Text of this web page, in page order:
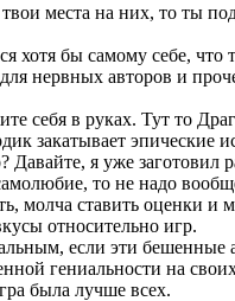
места на них, то ты
хотя бы самому себе,
нервных авторов и
себя в руках. Тут то
закатывает эпические
Давайте, я уже заготовил
то не надо
молча ставить оценки
относительно игр.
если эти бешенные
гениальности на
была лучше всех.